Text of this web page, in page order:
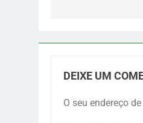
DEIXE UM
O seu endereço